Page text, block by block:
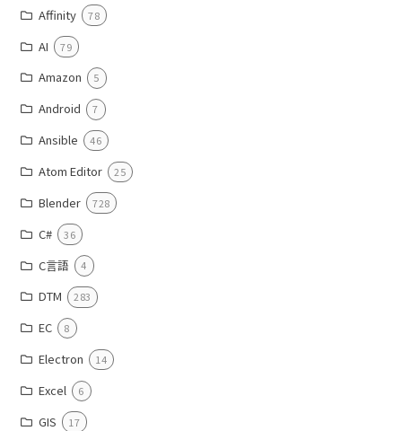
Affinity 78
AI 79
Amazon 5
Android 7
Ansible 46
Atom Editor 25
Blender 728
C# 36
C言語 4
DTM 283
EC 8
Electron 14
Excel 6
GIS 17